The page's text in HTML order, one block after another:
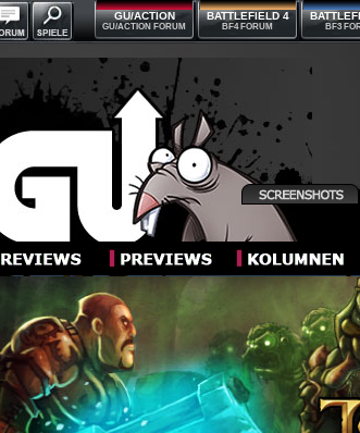
GU/ACTION
GU/ACTION FORUM
BATTLEFIELD 4
BF4 FORUM BF3